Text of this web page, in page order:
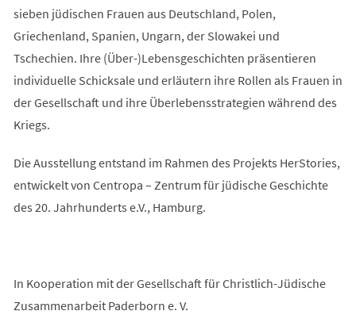
sieben jüdischen Frauen aus Deutschland, Polen,
Griechenland, Spanien, Ungarn, der Slowakei und
Tschechien. Ihre (Über-)Lebensgeschichten präsentieren
individuelle Schicksale und erläutern ihre Rollen als Frauen in
der Gesellschaft und ihre Überlebensstrategien während des
Kriegs.
Die Ausstellung entstand im Rahmen des Projekts HerStories,
entwickelt von Centropa – Zentrum für jüdische Geschichte
des 20. Jahrhunderts e.V., Hamburg.
In Kooperation mit der Gesellschaft für Christlich-Jüdische
Zusammenarbeit Paderborn e. V.